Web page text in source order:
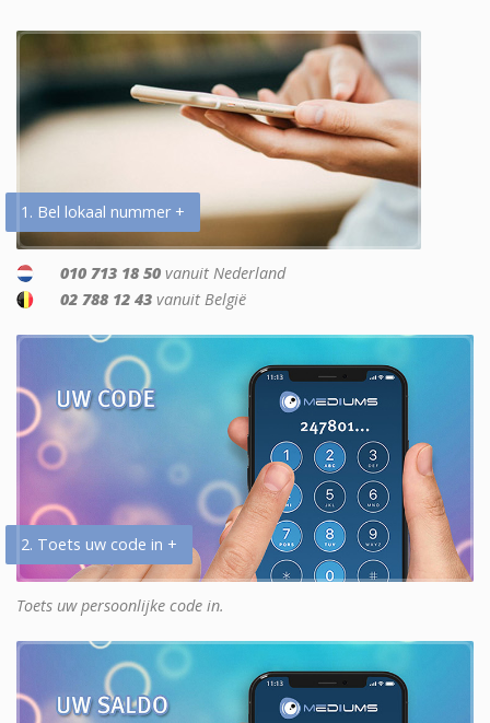
1. Bel lokaal nummer +
010 713 18 50 vanuit Nederland
02 788 12 43 vanuit België
2. Toets uw code in +
Toets uw persoonlijke code in.